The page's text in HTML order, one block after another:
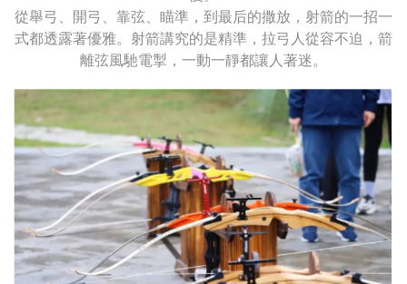
從舉弓、開弓、靠弦、瞄準，到最后的撒放，射箭的一招一
式都透露著優雅。射箭講究的是精準，拉弓人從容不迫，箭
離弦風馳電掣，一動一靜都讓人著迷。